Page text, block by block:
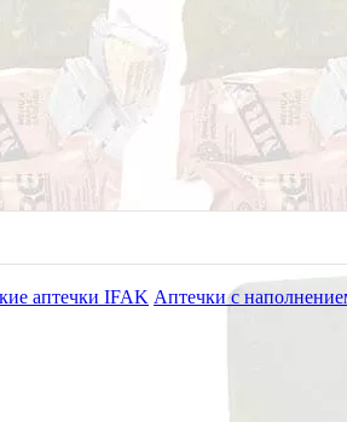
аптечки IFAK Аптечки с